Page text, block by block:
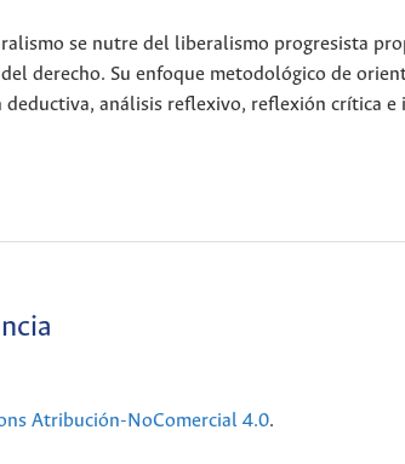
se nutre del liberalismo progresista
derecho. Su enfoque metodológico de
análisis reflexivo, reflexión crítica
Atribución-NoComercial 4.0.